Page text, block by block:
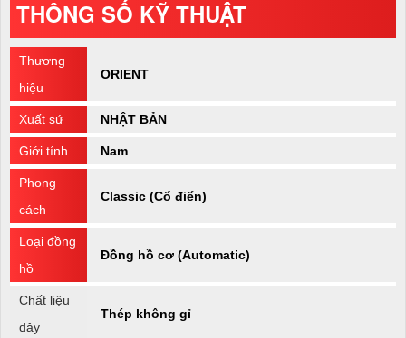
THÔNG SỐ KỸ THUẬT
Thương
hiệu
ORIENT
Xuất sứ NHẬT BẢN
Giới tính Nam
Phong
cách
Classic (Cổ điển)
Loại đồng
hồ
Đồng hồ cơ (Automatic)
Chất liệu
dây
Thép không gỉ